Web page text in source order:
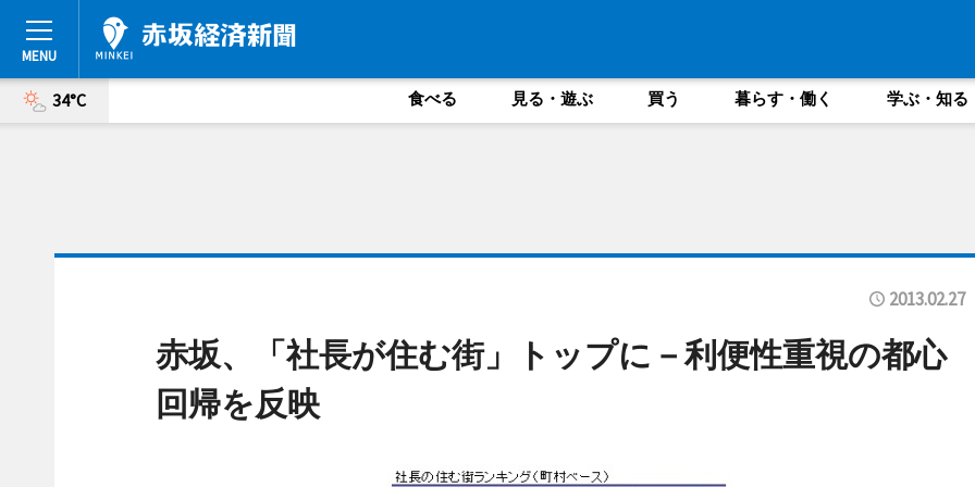
34°C 食べる 見る・遊ぶ 買う 暮らす・働く 学ぶ・知る
2013.02.27
赤坂、「社長が住む街」トップに－利便性重視の都心
回帰を反映